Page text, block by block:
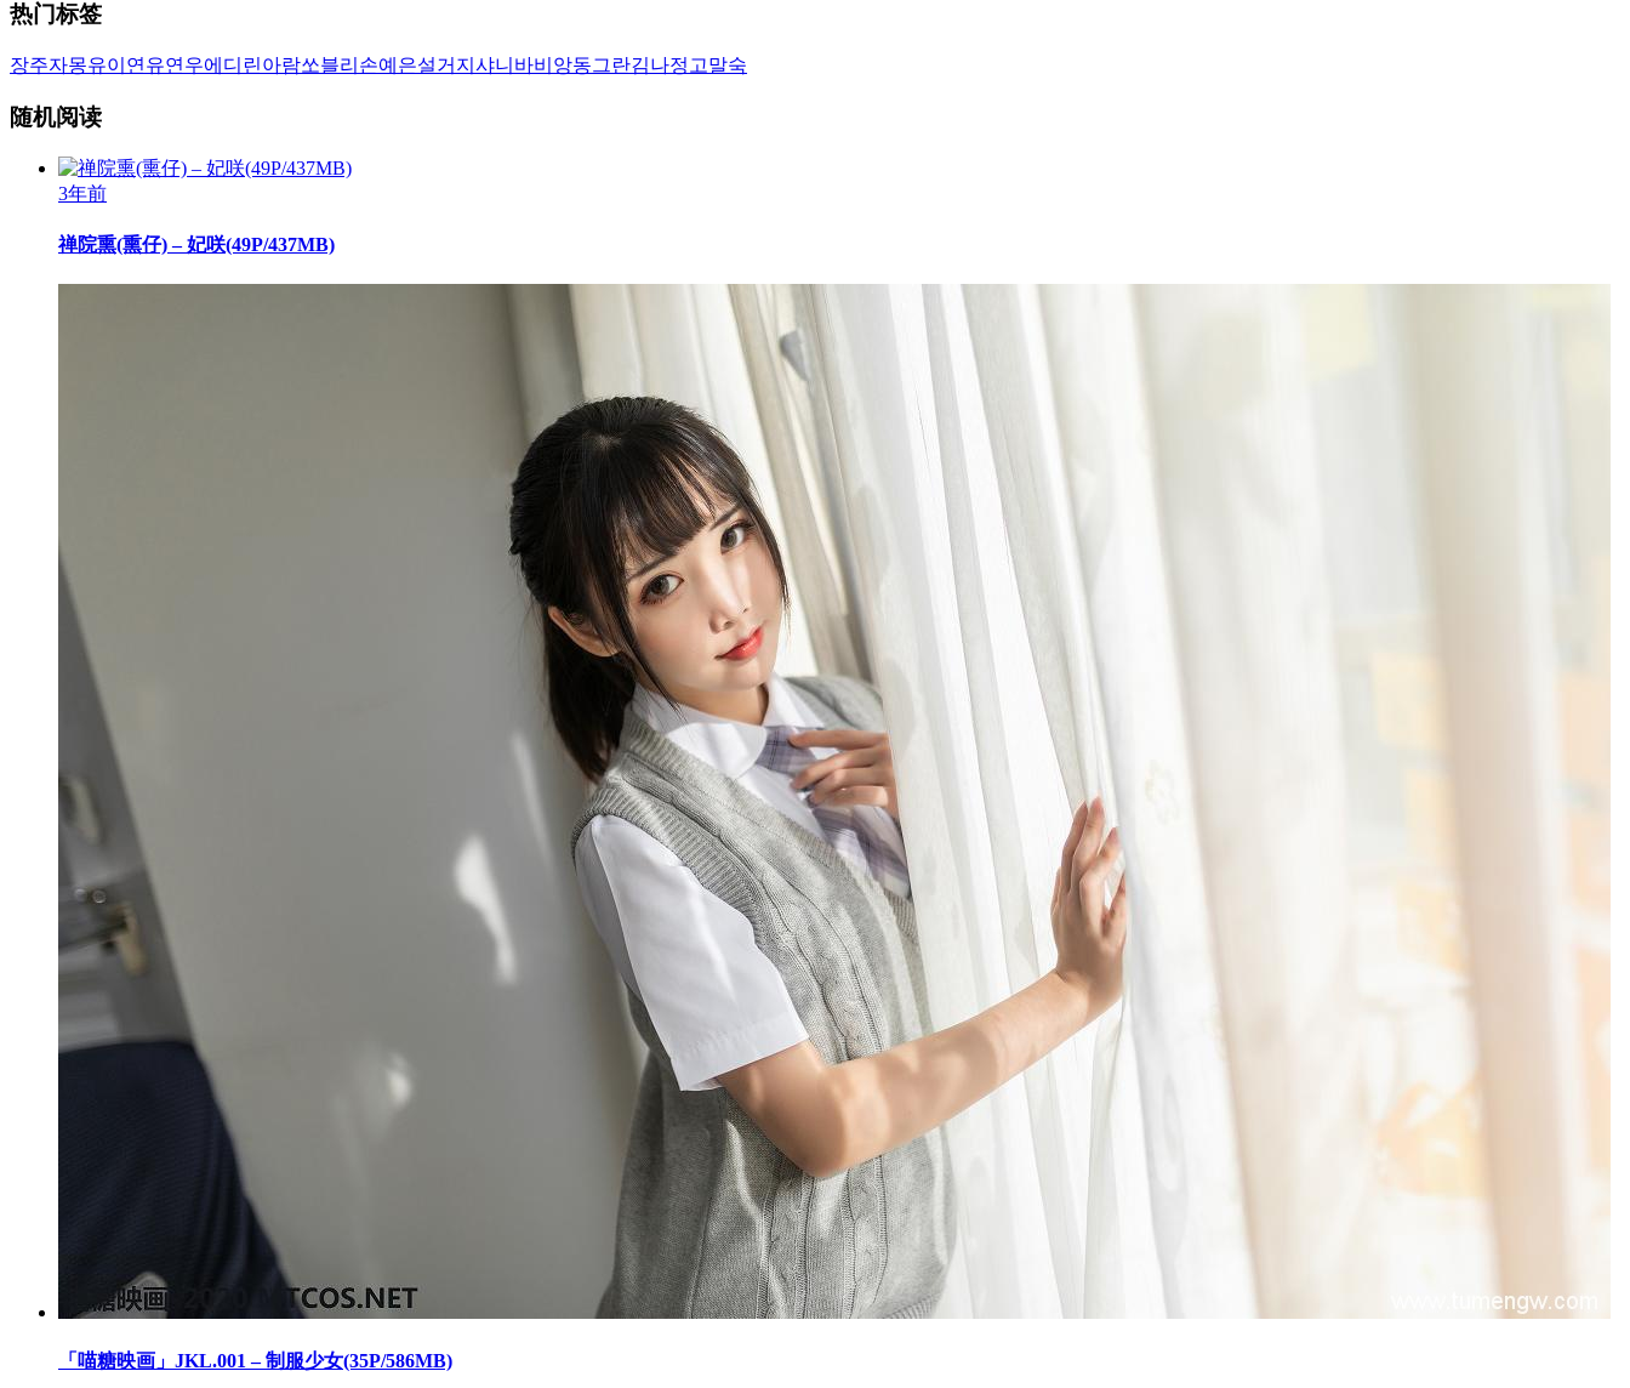
热门标签
장주자몽유이 연유연우에디린아람쏘블리 손예은설거지 샤니 바비앙동그란김나정 고말숙
随机阅读
3年前
禅院熏(熏仔) – 妃咲(49P/437MB)
「喵糖映画」JKL.001 – 制服少女(35P/586MB)